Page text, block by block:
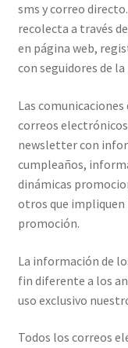
sms y correo
recolecta a través
en página web,
con seguidores de
Las
correos electrónicos
newsletter con
cumpleaños,
dinámicas
otros que
promoción.
La información de
fin diferente a los
uso exclusivo
Todos los correos